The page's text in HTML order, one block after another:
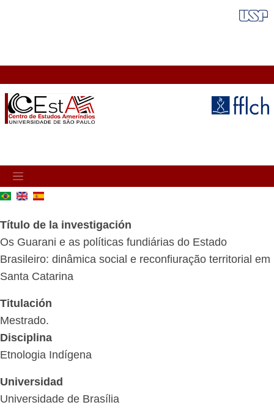
MAIN
NAVIGATION
Título de la investigación
Os Guarani e as políticas fundiárias do Estado
Brasileiro: dinâmica social e reconfiuração territorial em
Santa Catarina
Titulación
Mestrado.
Disciplina
Etnologia Indígena
Universidad
Universidade de Brasília